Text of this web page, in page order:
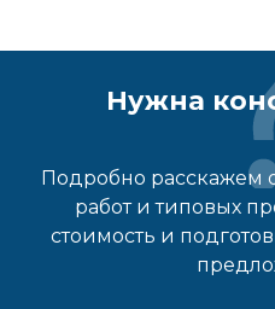
Нужна
Подробно расскажем
работ и типовых
стоимость и